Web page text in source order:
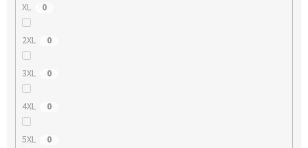
XL 0
2XL 0
3XL 0
4XL 0
5XL 0